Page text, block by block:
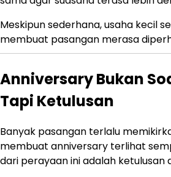
Meskipun sederhana, usaha kecil
membuat pasangan merasa
Anniversary Bukan
Tapi Ketulusan
Banyak pasangan terlalu
membuat anniversary terlihat
dari perayaan ini adalah ketulusan